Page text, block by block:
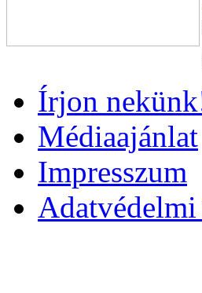
Írjon
Médiaajánlat
Impresszum